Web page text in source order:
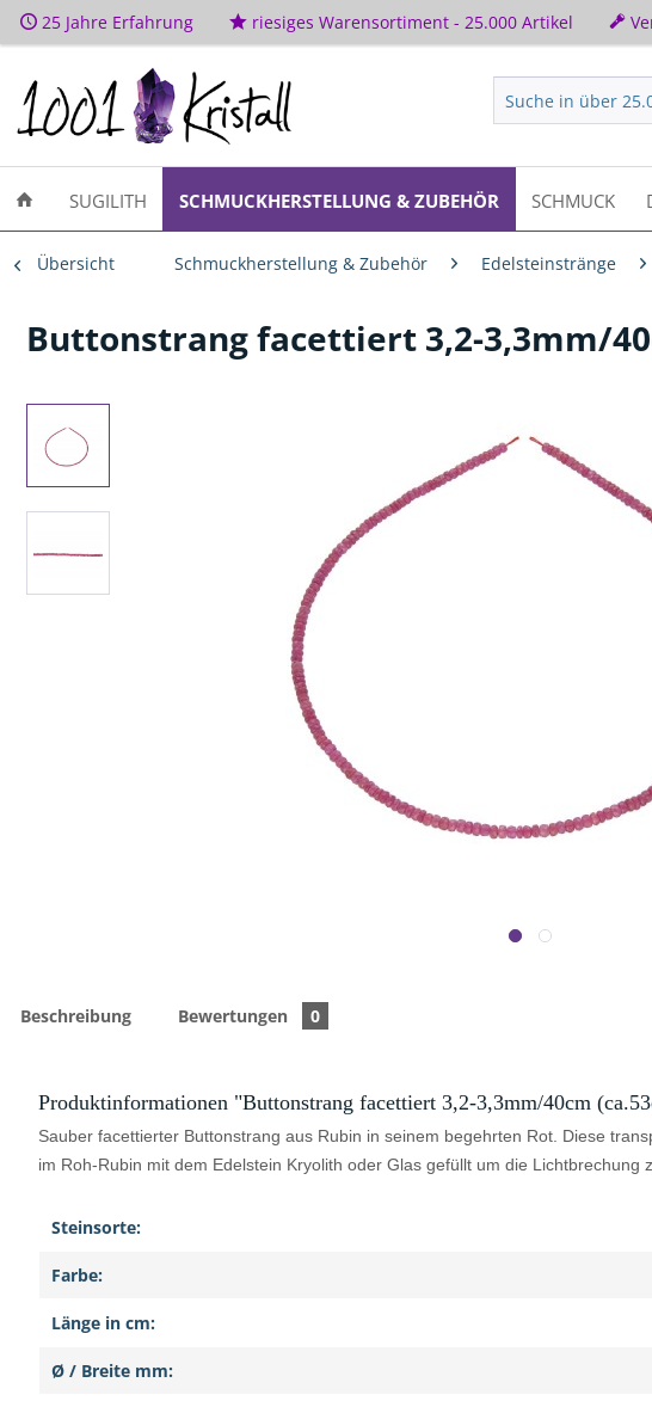
25 Jahre Erfahrung riesiges Warensortiment - 25.000 Artikel
SUGILITH SCHMUCKHERSTELLUNG & ZUBEHÖR SCHMUCK
Übersicht Schmuckherstellung & Zubehör Edelsteinstränge
Buttonstrang facettiert 3,2-3,3mm/
Beschreibung Bewertungen 0
Produktinformationen "Buttonstrang facettiert 3,2-3,3mm/40cm
Sauber facettierter Buttonstrang aus Rubin in seinem begehrten Rot. Diese
im Roh-Rubin mit dem Edelstein Kryolith oder Glas gefüllt um die
Steinsorte:
Farbe:
Länge in cm:
Ø / Breite mm: